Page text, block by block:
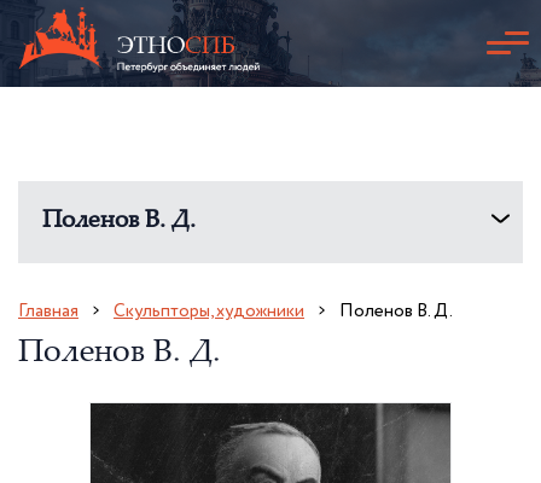
Поленов В. Д.
Главная Скульпторы, художники Поленов В. Д.
Поленов В. Д.